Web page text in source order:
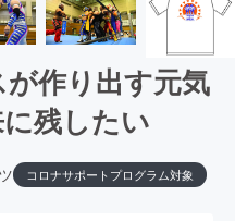
作り出す元気
残したい
コロナサポートプログラム対象